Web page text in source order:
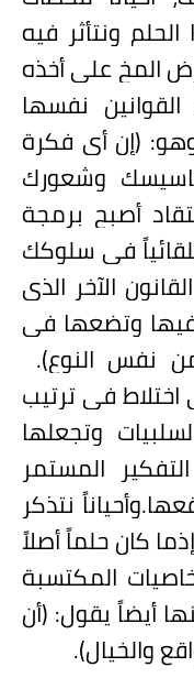
ونتأثر فيه
المخ على أخذه
نفسها
(إن أي فكرة
وشعورك
أصبح برمجة
في سلوكك
الآخر الذي
وتضعها في
نفس النوع).
في ترتيب
وتجعلها
المستمر
نتذكر
كان حلماً أصلاً
المكتسبة
أيضاً يقول: (أن
والخيال).